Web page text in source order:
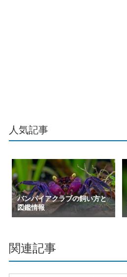
人気記事
バンパイアクラブの飼い方と
図鑑情報
関連記事